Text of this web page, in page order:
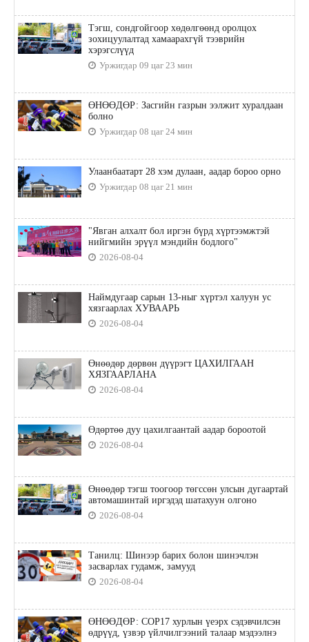
Тэгш, сондгойгоор хөдөлгөөнд оролцох
зохицуулалтад хамаарахгүй тээврийн
хэрэгслүүд
Уржигдар 09 цаг 23 мин
ӨНӨӨДӨР: Засгийн газрын ээлжит хуралдаан
болно
Уржигдар 08 цаг 24 мин
Улаанбаатарт 28 хэм дулаан, аадар бороо орно
Уржигдар 08 цаг 21 мин
"Явган алхалт бол иргэн бүрд хүртээмжтэй
нийгмийн эрүүл мэндийн бодлого"
2026-08-04
Наймдугаар сарын 13-ныг хүртэл халуун ус
хязгаарлах ХУВААРЬ
2026-08-04
Өнөөдөр дөрвөн дүүрэгт ЦАХИЛГААН
ХЯЗГААРЛАНА
2026-08-04
Өдөртөө дуу цахилгаантай аадар бороотой
2026-08-04
Өнөөдөр тэгш тоогоор төгссөн улсын дугаартай
автомашинтай иргэдэд шатахуун олгоно
2026-08-04
Танилц: Шинээр барих болон шинэчлэн
засварлах гудамж, замууд
2026-08-04
ӨНӨӨДӨР: COP17 хурлын үеэрх сэдэвчилсэн
өдрүүд, үзвэр үйлчилгээний талаар мэдээлнэ